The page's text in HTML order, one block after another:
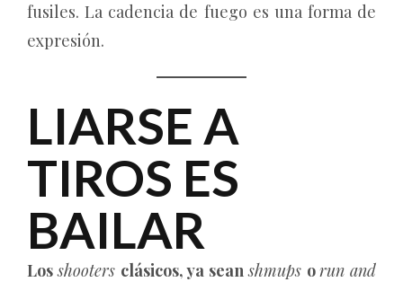
fusiles. La cadencia de fuego es una forma de
expresión.
LIARSE A
TIROS ES
BAILAR
Losshooters clásicos, ya seanshmups orun and